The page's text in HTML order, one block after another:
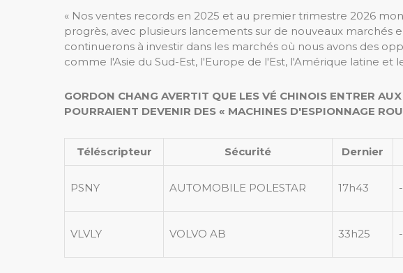
« Nos ventes records en 2025 et au premier trimestre 2026
progrès, avec plusieurs lancements sur de nouveaux marchés
continuerons à investir dans les marchés où nous avons des
comme l'Asie du Sud-Est, l'Europe de l'Est, l'Amérique latine et
GORDON CHANG AVERTIT QUE LES VÉ CHINOIS ENTRER
POURRAIENT DEVENIR DES « MACHINES D'ESPIONNAGE
Téléscripteur Sécurité Dernier
PSNY AUTOMOBILE POLESTAR 17h43
VLVLY VOLVO AB 33h25